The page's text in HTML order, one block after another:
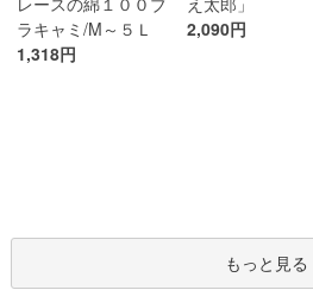
ラキャミ/M～５Ｌ
1,318円
2,090円
もっと見る